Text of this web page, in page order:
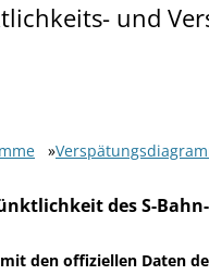
und
»
des S-
den offiziellen Daten